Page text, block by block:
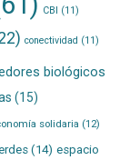
CBI (11)
conectividad (11)
biológicos
(15)
solidaria (12)
(14) espacio